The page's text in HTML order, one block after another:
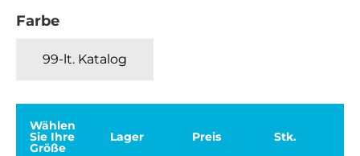
Farbe
99-lt. Katalog
Wählen
Sie Ihre
Größe
Lager Preis Stk.